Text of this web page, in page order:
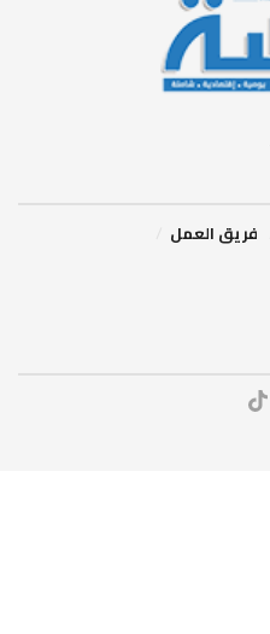
فريق العمل